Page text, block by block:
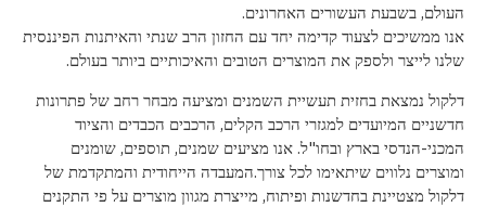
העולם, בשבעת העשורים האחרונים.
אנו ממשיכים לצעוד קדימה יחד עם החזון הרב שנתי והאיתנות הפיננסית
שלנו לייצר ולספק את המוצרים הטובים והאיכותיים ביותר בעולם.
דלקול נמצאת בחזית תעשיית השמנים ומציעה מבחר רחב של פתרונות
חדשניים המיועדים למגזרי הרכב הקלים, הרכבים הכבדים והציוד
המכני-הנדסי בארץ ובחו"ל. אנו מציעים שמנים, תוספים, שומנים
ומוצרים נלווים שיתאימו לכל צורך.המעבדה הייחודית והמתקדמת של
דלקול מצטיינת בחדשנות ופיתוח, מייצרת מגוון מוצרים על פי התקנים